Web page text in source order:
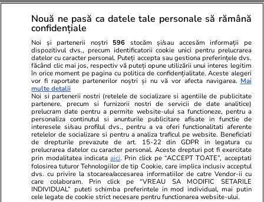
revolta din PNL. Robert Sighiartău:
președintele a participat la întâlniri cu
gruparea Veștea
Nouă ne pasă ca datele tale personale să rămână
confidențiale
Noi și partenerii noștri 596 stocăm și/sau accesăm informații pe
dispozitivul dvs., precum identificatorii cookie unici pentru prelucrarea
datelor cu caracter personal. Puteți accepta sau gestiona preferințele dvs.
făcând clic mai jos, respectiv vă puteți opune utilizării unui interes legitim
în orice moment pe pagina cu politica de confidențialitate. Aceste alegeri
vor fi raportate partenerilor noștri și nu vă vor afecta navigarea. Mai
multe detalii
Noi si partenerii nostri (retelele de socializare si agentiile de publicitate
partenere, precum si furnizorii nostri de servicii de date analitice)
prelucram date pentru a permite website-ului sa functioneze, pentru a
personaliza continutul si anunturile publicitare afisate in functie de
interesele si/sau profilul dvs., pentru a va oferi functionalitati aferente
retelelor de socializare si pentru a analiza traficul pe website. Beneficiati
de drepturile prevazute de art. 15-22 din GDPR in legatura cu
prelucrarea datelor cu caracter personal. Aceste drepturi pot fi exercitate
prin modalitatea indicataaici. Prin click pe “ACCEPT TOATE”, acceptati
folosirea tuturor Tehnologiilor de tip Cookie, care implica inclusiv acceptul
dvs. cu privire la stocarea/accesarea informatiilor de catre Vendor-ii cu
care colaboram. Prin click pe “VREAU SA MODIFIC SETARILE
INDIVIDUAL” puteti schimba preferintele in mod individual, mai putin
cele legate de cookie strict necesare pentru functionarea website-ului.